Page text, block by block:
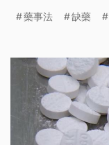
藥事法 缺藥